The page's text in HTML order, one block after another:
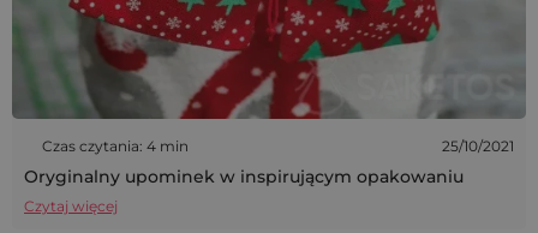
Czas czytania: 4 min 25/10/2021
Oryginalny upominek w inspirującym opakowaniu
Czytaj więcej